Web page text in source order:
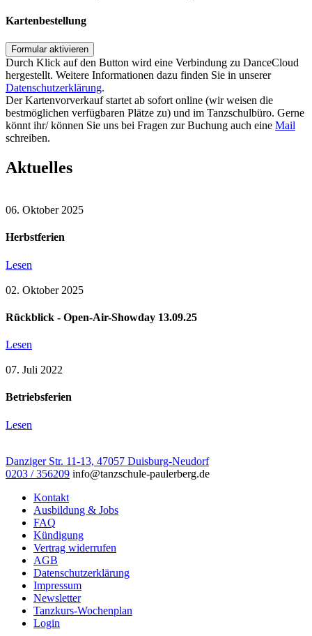
Kartenbestellung
Formular aktivieren
Durch Klick auf den Button wird eine Verbindung zu DanceCloud
hergestellt. Weitere Informationen dazu finden Sie in unserer
Datenschutzerklärung.
Der Kartenvorverkauf startet ab sofort online (wir weisen die
bestmöglichen verfügbaren Plätze zu) und im Tanzschulbüro. Gerne
könnt ihr/ können Sie uns bei Fragen zur Buchung auch eine Mail
schreiben.
Aktuelles
06. Oktober 2025
Herbstferien
Lesen
02. Oktober 2025
Rückblick - Open-Air-Showday 13.09.25
Lesen
07. Juli 2022
Betriebsferien
Lesen
Danziger Str. 11-13, 47057 Duisburg-Neudorf
0203 / 356209 info@tanzschule-paulerberg.de
Kontakt
Ausbildung & Jobs
FAQ
Kündigung
Vertrag widerrufen
AGB
Datenschutzerklärung
Impressum
Newsletter
Tanzkurs-Wochenplan
Login